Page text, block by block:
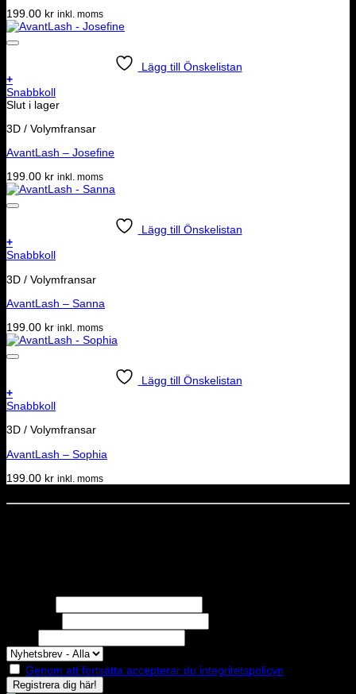
199.00 kr inkl. moms
Lägg till Önskelistan
+
Snabbkoll
Slut i lager
3D / Volymfransar
AvantLash – Josefine
199.00 kr inkl. moms
Lägg till Önskelistan
+
Snabbkoll
3D / Volymfransar
AvantLash – Sanna
199.00 kr inkl. moms
Lägg till Önskelistan
+
Snabbkoll
3D / Volymfransar
AvantLash – Sophia
199.00 kr inkl. moms
Genom att fortsätta accepterar du integritetspolicyn